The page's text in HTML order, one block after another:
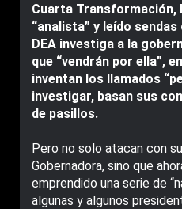
Cuarta Transformación,
“analista” y leído
DEA investiga a la
que “vendrán por ella”,
inventan los llamados
investigar, basan sus
de pasillos.
Pero no solo atacan con
Gobernadora, sino que
emprendido una serie de
algunas y algunos